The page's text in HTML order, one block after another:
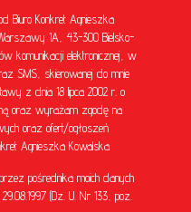
Biuro Konkret Agnieszka
1A, 43-300 Bielsko-
komunikacji elektronicznej, w
SMS, skierowanej do mnie
z dnia 18 lipca 2002 r. o
oraz wyrażam zgodę na
oraz ofert/ogłoszeń
Agnieszka Kowalska
pośrednika moich danych
(Dz. U. Nr 133, poz.